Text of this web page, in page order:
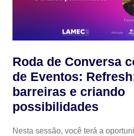
Roda de Conversa
de Eventos:
barreiras e criando
possibilidades
Nesta sessão, você terá a